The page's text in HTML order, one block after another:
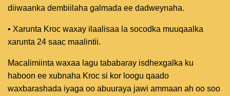
diiwaanka dembiilaha galmada ee dadweynaha.
• Xarunta Kroc waxay ilaalisaa la socodka muuqaalka
xarunta 24 saac maalintii.
Macalimiinta waxaa lagu tababaray isdhexgalka ku
haboon ee xubnaha Kroc si kor loogu qaado
waxbarashada iyaga oo abuuraya jawi ammaan ah oo soo